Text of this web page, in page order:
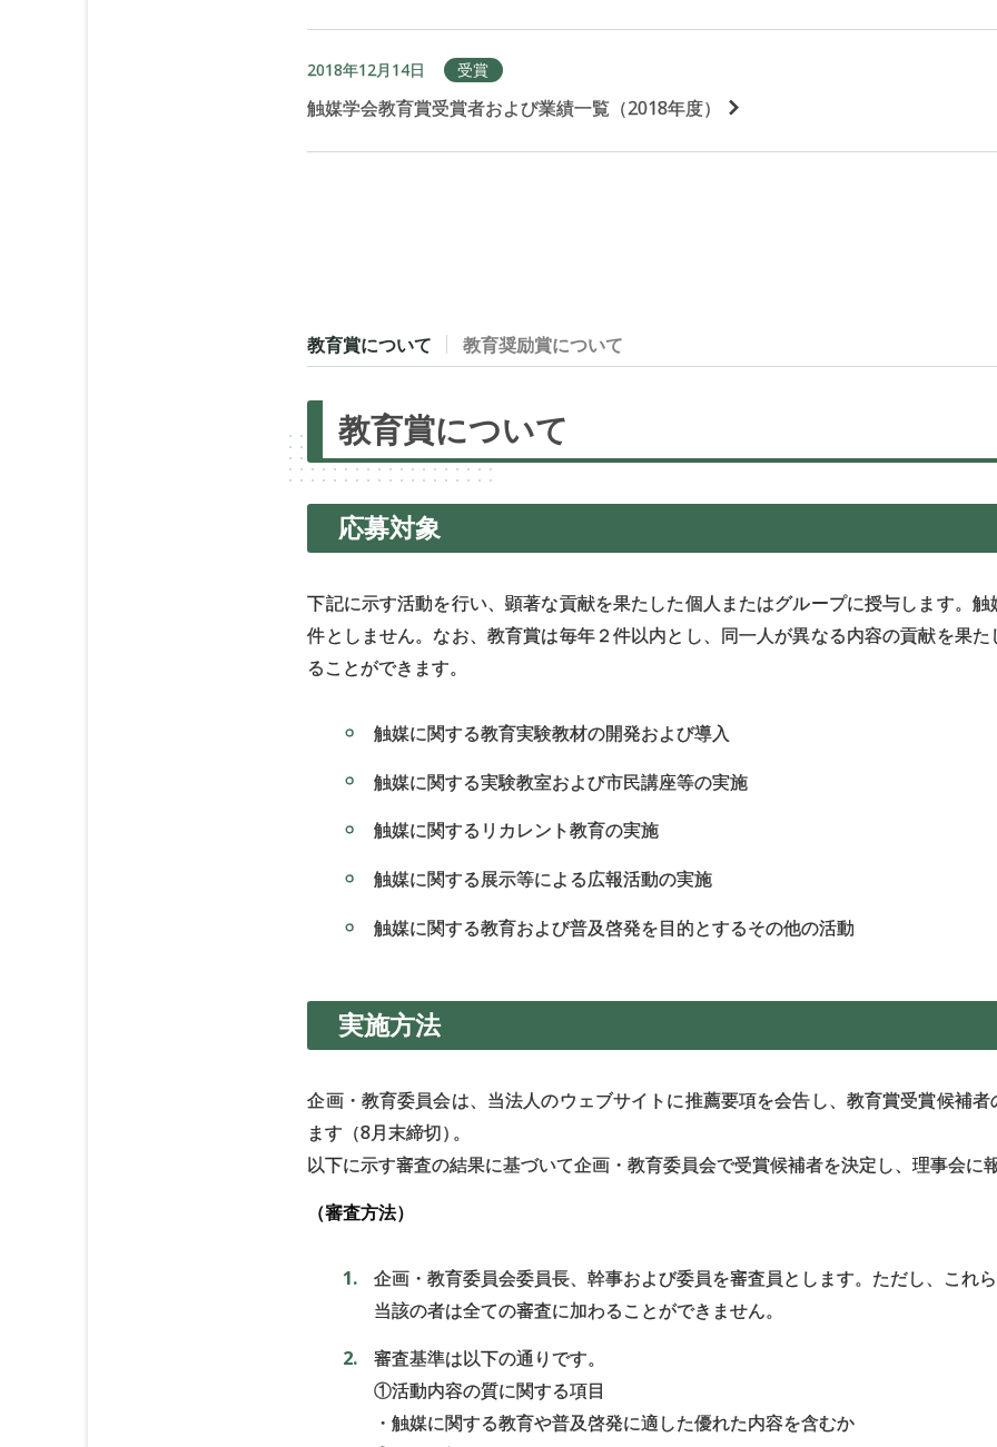
2018年12月14日 受賞
触媒学会教育賞受賞者および業績一覧（2018年度）
教育賞について 教育奨励賞について
教育賞について
応募対象
下記に示す活動を行い、顕著な貢献を果たした個人またはグループに授与します。
件としません。なお、教育賞は毎年２件以内とし、同一人が異なる内容の貢献を果
ることができます。
触媒に関する教育実験教材の開発および導入
触媒に関する実験教室および市民講座等の実施
触媒に関するリカレント教育の実施
触媒に関する展示等による広報活動の実施
触媒に関する教育および普及啓発を目的とするその他の活動
実施方法
企画・教育委員会は、当法人のウェブサイトに推薦要項を会告し、教育賞受賞候補
ます（8月末締切） 。
以下に示す審査の結果に基づいて企画・教育委員会で受賞候補者を決定し、理事会に
（審査方法）
企画・教育委員会委員長、幹事および委員を審査員とします。ただし、これ
当該の者は全ての審査に加わることができません。
審査基準は以下の通りです。
①活動内容の質に関する項目
・触媒に関する教育や普及啓発に適した優れた内容を含むか